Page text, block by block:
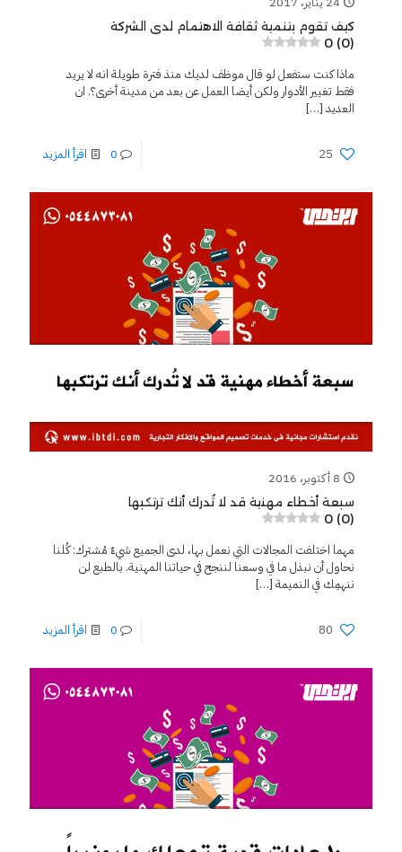
كيف تقوم بتنمية ثقافة الاهتمام لدى الشركة
0 (0)
ماذا كنت ستفعل لو قال موظف لديك منذ فترة طويلة انه لا يريد
فقط تغيير الأدوار ولكن أيضا العمل عن بعد من مدينة أخرى؟. ان
العديد […]
25
0 اقرأ المزيد
8 أكتوبر، 2016
سبعة أخطاء مهنية قد لا تُدرك أنك ترتكبها
0 (0)
مهما اختلفت المجالات التي نعمل بها، لدى الجميع شيءٌ مُشترك: كُلنا
نحاول أن نبذل ما في وسعنا لننجح في حياتنا المهنية. بالطبع لن
ننهمِك في النميمة […]
80
0 اقرأ المزيد